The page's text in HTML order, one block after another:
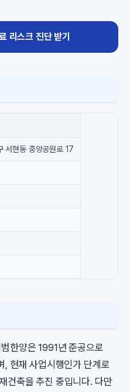
리스크 진단 받기
서현동 중앙공원로 17
한양은 1991년 준공으로
, 현재 사업시행인가 단계로
건축을 추진 중입니다. 다만